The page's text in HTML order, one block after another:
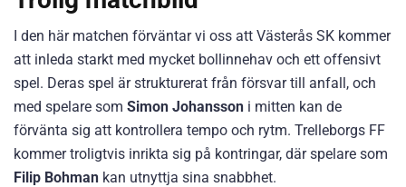
I den här matchen förväntar vi oss att Västerås SK kommer
att inleda starkt med mycket bollinnehav och ett offensivt
spel. Deras spel är strukturerat från försvar till anfall, och
med spelare som Simon Johansson i mitten kan de
förvänta sig att kontrollera tempo och rytm. Trelleborgs FF
kommer troligtvis inrikta sig på kontringar, där spelare som
Filip Bohman kan utnyttja sina snabbhet.